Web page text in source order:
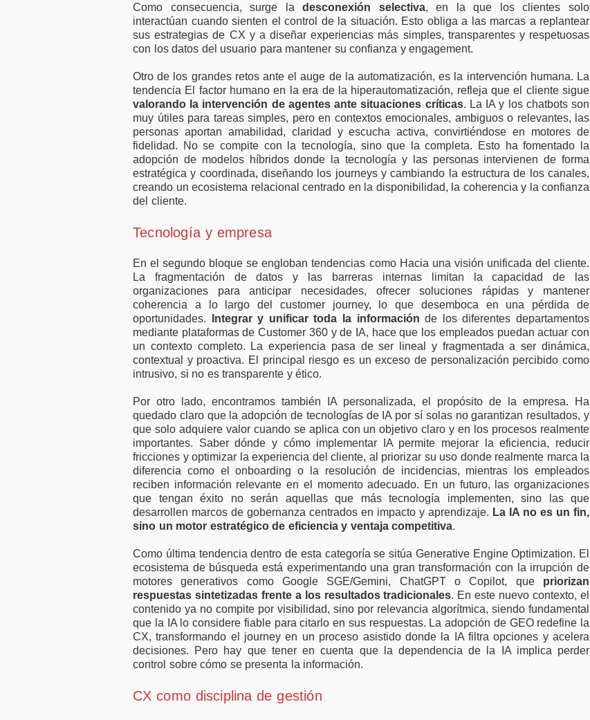
Como consecuencia, surge ladesconexión selectiva, en la que los clientes solo
interactúan cuando sienten el control de la situación. Esto obliga a las marcas a replantear
sus estrategias de CX y a diseñar experiencias más simples, transparentes y respetuosas
con los datos del usuario para mantener su confianza y engagement.
Otro de los grandes retos ante el auge de la automatización, es la intervención humana. La
tendencia El factor humano en la era de la hiperautomatización, refleja que el cliente sigue
valorando la intervención de agentes ante situaciones críticas. La IA y los chatbots son
muy útiles para tareas simples, pero en contextos emocionales, ambiguos o relevantes, las
personas aportan amabilidad, claridad y escucha activa, convirtiéndose en motores de
fidelidad. No se compite con la tecnología, sino que la completa. Esto ha fomentado la
adopción de modelos híbridos donde la tecnología y las personas intervienen de forma
estratégica y coordinada, diseñando los journeys y cambiando la estructura de los canales,
creando un ecosistema relacional centrado en la disponibilidad, la coherencia y la confianza
del cliente.
Tecnología y empresa
En el segundo bloque se engloban tendencias como Hacia una visión unificada del cliente.
La fragmentación de datos y las barreras internas limitan la capacidad de las
organizaciones para anticipar necesidades, ofrecer soluciones rápidas y mantener
coherencia a lo largo del customer journey, lo que desemboca en una pérdida de
oportunidades.
Integrar y unificar toda la información de los diferentes departamentos
mediante plataformas de Customer 360 y de IA, hace que los empleados puedan actuar con
un contexto completo. La experiencia pasa de ser lineal y fragmentada a ser dinámica,
contextual y proactiva. El principal riesgo es un exceso de personalización percibido como
intrusivo, si no es transparente y ético.
Por otro lado, encontramos también IA personalizada, el propósito de la empresa. Ha
quedado claro que la adopción de tecnologías de IA por sí solas no garantizan resultados, y
que solo adquiere valor cuando se aplica con un objetivo claro y en los procesos realmente
importantes. Saber dónde y cómo implementar IA permite mejorar la eficiencia, reducir
fricciones y optimizar la experiencia del cliente, al priorizar su uso donde realmente marca la
diferencia como el onboarding o la resolución de incidencias, mientras los empleados
reciben información relevante en el momento adecuado. En un futuro, las organizaciones
que tengan éxito no serán aquellas que más tecnología implementen, sino las que
desarrollen marcos de gobernanza centrados en impacto y aprendizaje. La IA no es un fin,
sino un motor estratégico de eficiencia y ventaja competitiva.
Como última tendencia dentro de esta categoría se sitúa Generative Engine Optimization. El
ecosistema de búsqueda está experimentando una gran transformación con la irrupción de
motores generativos como Google SGE/Gemini, ChatGPT o Copilot, que priorizan
respuestas sintetizadas frente a los resultados tradicionales. En este nuevo contexto, el
contenido ya no compite por visibilidad, sino por relevancia algorítmica, siendo fundamental
que la IA lo considere fiable para citarlo en sus respuestas. La adopción de GEO redefine la
CX, transformando el journey en un proceso asistido donde la IA filtra opciones y acelera
decisiones. Pero hay que tener en cuenta que la dependencia de la IA implica perder
control sobre cómo se presenta la información.
CX como disciplina de gestión